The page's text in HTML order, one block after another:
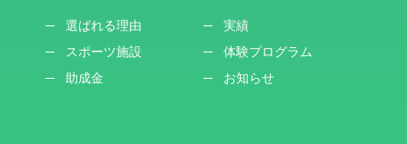
選ばれる理由
実績
スポーツ施設
体験プログラム
助成金
お知らせ